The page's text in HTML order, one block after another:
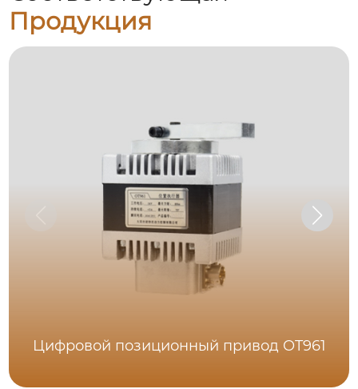
Продукция
Цифровой позиционный привод OT961